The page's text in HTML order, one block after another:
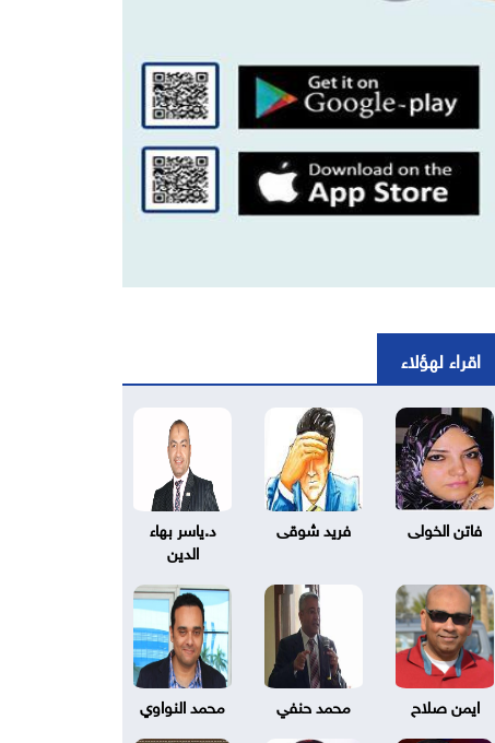
اقراء لهؤلاء
فاتن الخولى فريد شوقى
د.ياسر بهاء
الدين
ايمن صلاح محمد حنفي محمد النواوي